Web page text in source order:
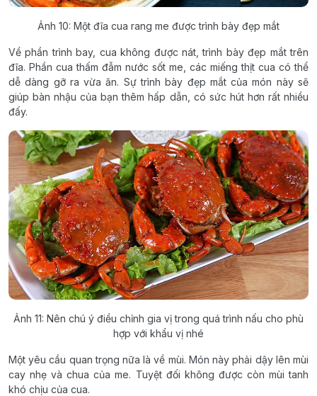
Ảnh 10: Một đĩa cua rang me được trình bày đẹp mắt
Về phần trình bay, cua không được nát, trình bày đẹp mắt trên
đĩa. Phần cua thấm đẫm nước sốt me, các miếng thịt cua có thể
dễ dàng gỡ ra vừa ăn. Sự trình bày đẹp mắt của món này sẽ
giúp bàn nhậu của bạn thêm hấp dẫn, có sức hút hơn rất nhiều
đấy.
Ảnh 11: Nên chú ý điều chỉnh gia vị trong quá trình nấu cho phù
hợp với khẩu vị nhé
Một yêu cầu quan trọng nữa là về mùi. Món này phải dậy lên mùi
cay nhẹ và chua của me. Tuyệt đối không được còn mùi tanh
khó chịu của cua.